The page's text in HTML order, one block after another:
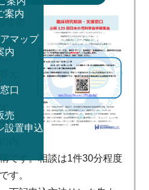
案内
マップ
内
口
売
設置申込
学術
に
、
え
援
。
あ
内
です。相談は1件30分程度
す。